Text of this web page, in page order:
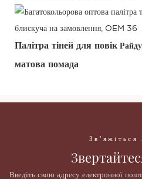
Палітра тіней для повік
матова помада
Зв'яжіться
Введіть свою адресу електронної